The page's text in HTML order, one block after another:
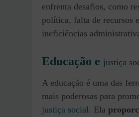
enfrenta desafios, como
política, falta de recursos e
ineficiências
Educação e justiça
A educação é uma das
mais poderosas para
justiça social. Ela